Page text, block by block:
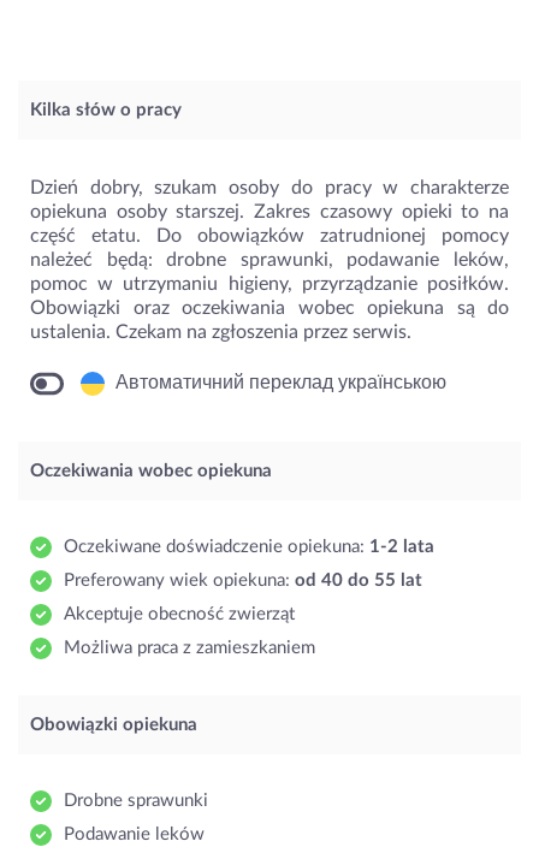
Kilka słów o pracy
Dzień dobry, szukam osoby do pracy w charakterze
opiekuna osoby starszej. Zakres czasowy opieki to na
część etatu. Do obowiązków zatrudnionej pomocy
należeć będą: drobne sprawunki, podawanie leków,
pomoc w utrzymaniu higieny, przyrządzanie posiłków.
Obowiązki oraz oczekiwania wobec opiekuna są do
ustalenia. Czekam na zgłoszenia przez serwis.
Автоматичний переклад українською
Oczekiwania wobec opiekuna
Oczekiwane doświadczenie opiekuna: 1-2 lata
Preferowany wiek opiekuna: od 40 do 55 lat
Akceptuje obecność zwierząt
Możliwa praca z zamieszkaniem
Obowiązki opiekuna
Drobne sprawunki
Podawanie leków